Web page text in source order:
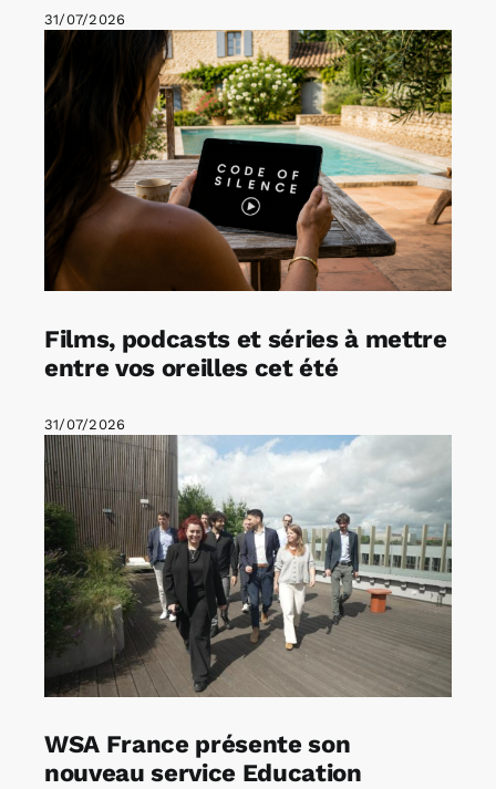
31/07/2026
Films, podcasts et séries à mettre
entre vos oreilles cet été
31/07/2026
WSA France présente son
nouveau service Education